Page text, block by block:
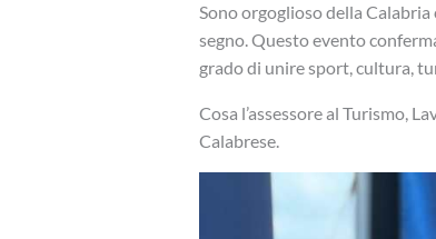
Sono orgoglioso della Calabria
segno. Questo evento
grado di unire sport, cultura,
Cosa l’assessore al Turismo,
Calabrese.